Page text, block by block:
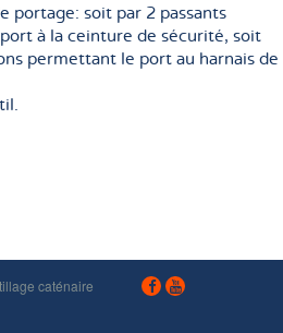
portage: soit par 2 passants
à la ceinture de sécurité, soit
permettant le port au harnais de
caténaire